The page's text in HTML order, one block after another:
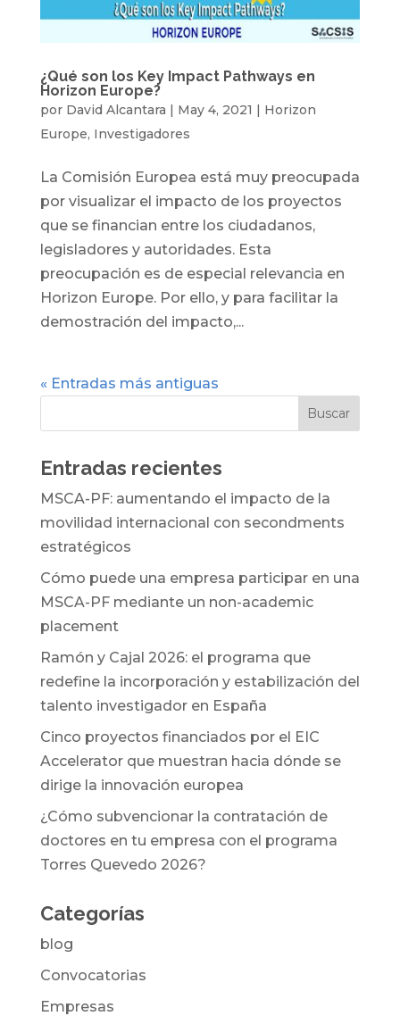
¿Qué son los Key Impact Pathways en
Horizon Europe?
por David Alcantara | May 4, 2021 | Horizon
Europe, Investigadores
La Comisión Europea está muy preocupada
por visualizar el impacto de los proyectos
que se financian entre los ciudadanos,
legisladores y autoridades. Esta
preocupación es de especial relevancia en
Horizon Europe. Por ello, y para facilitar la
demostración del impacto,...
« Entradas más antiguas
Entradas recientes
MSCA-PF: aumentando el impacto de la
movilidad internacional con secondments
estratégicos
Cómo puede una empresa participar en una
MSCA-PF mediante un non-academic
placement
Ramón y Cajal 2026: el programa que
redefine la incorporación y estabilización del
talento investigador en España
Cinco proyectos financiados por el EIC
Accelerator que muestran hacia dónde se
dirige la innovación europea
¿Cómo subvencionar la contratación de
doctores en tu empresa con el programa
Torres Quevedo 2026?
Categorías
blog
Convocatorias
Empresas